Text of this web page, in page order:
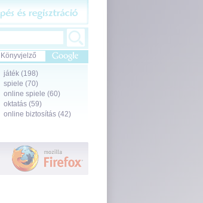
játék (198)
spiele (70)
online spiele (60)
oktatás (59)
online biztosítás (42)
Könyvjelző